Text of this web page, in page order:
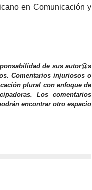
en Comunicación y
de sus autor@s
Comentarios injuriosos o
plural con enfoque de
Los comentarios
encontrar otro espacio